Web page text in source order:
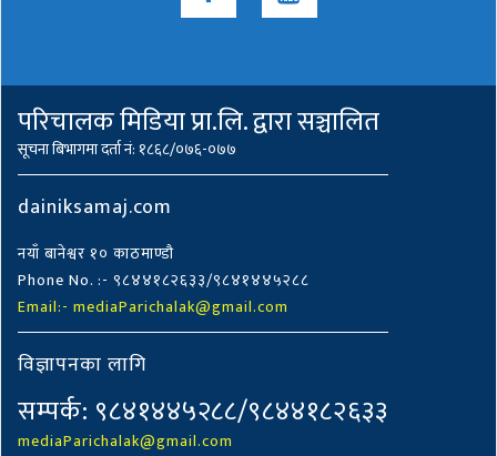
परिचालक मिडिया प्रा.लि. द्वारा सञ्चालित
सूचना बिभागमा दर्ता नं: १८६८/०७६-०७७
dainiksamaj.com
नयाँ बानेश्वर १० काठमाण्डौ
Phone No. :- ९८४४१८२६३३/९८४१४४५२८८
Email:- mediaParichalak@gmail.com
विज्ञापनका लागि
सम्पर्क: ९८४१४४५२८८/९८४४१८२६३३
mediaParichalak@gmail.com